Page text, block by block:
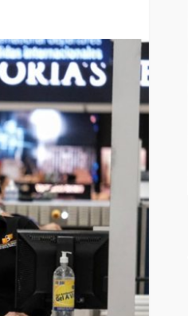
DESTACADAS
de BJ clausura el
irregular
ago